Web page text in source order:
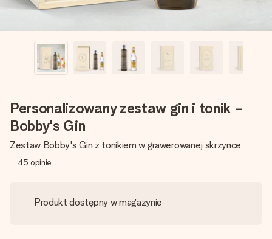
Personalizowany zestaw gin i tonik -
Bobby's Gin
Zestaw Bobby's Gin z tonikiem w grawerowanej skrzynce
45 opinie
Produkt dostępny w magazynie